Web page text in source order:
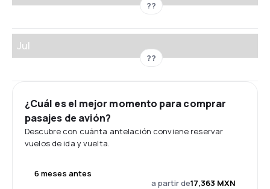
??
Jul
??
¿Cuál es el mejor momento para comprar
pasajes de avión?
Descubre con cuánta antelación conviene reservar
vuelos de ida y vuelta.
6 meses antes
a partir de17,363 MXN